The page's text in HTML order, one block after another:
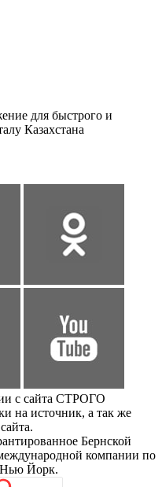
для быстрого и
Казахстана
с сайта СТРОГО
на источник, а так же
Бернской
компании по
Нью Йорк.